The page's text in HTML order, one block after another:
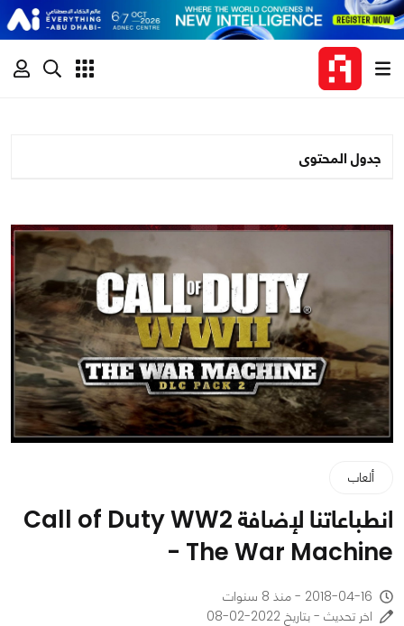
جدول المحتوى
ألعاب
انطباعاتنا لإضافة Call of Duty WW2
- The War Machine
2018-04-16 - منذ 8 سنوات
اخر تحديث - بتاريخ 2022-02-08